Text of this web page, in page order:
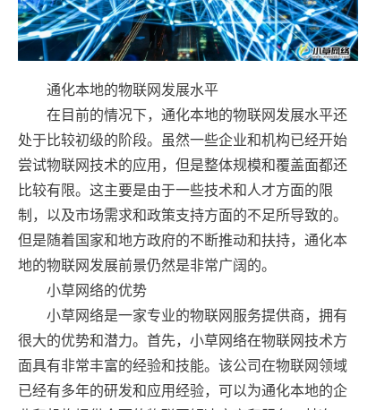
通化本地的物联网发展水平
在目前的情况下，通化本地的物联网发展水平还
处于比较初级的阶段。虽然一些企业和机构已经开始
尝试物联网技术的应用，但是整体规模和覆盖面都还
比较有限。这主要是由于一些技术和人才方面的限
制，以及市场需求和政策支持方面的不足所导致的。
但是随着国家和地方政府的不断推动和扶持，通化本
地的物联网发展前景仍然是非常广阔的。
小草网络的优势
小草网络是一家专业的物联网服务提供商，拥有
很大的优势和潜力。首先，小草网络在物联网技术方
面具有非常丰富的经验和技能。该公司在物联网领域
已经有多年的研发和应用经验，可以为通化本地的企